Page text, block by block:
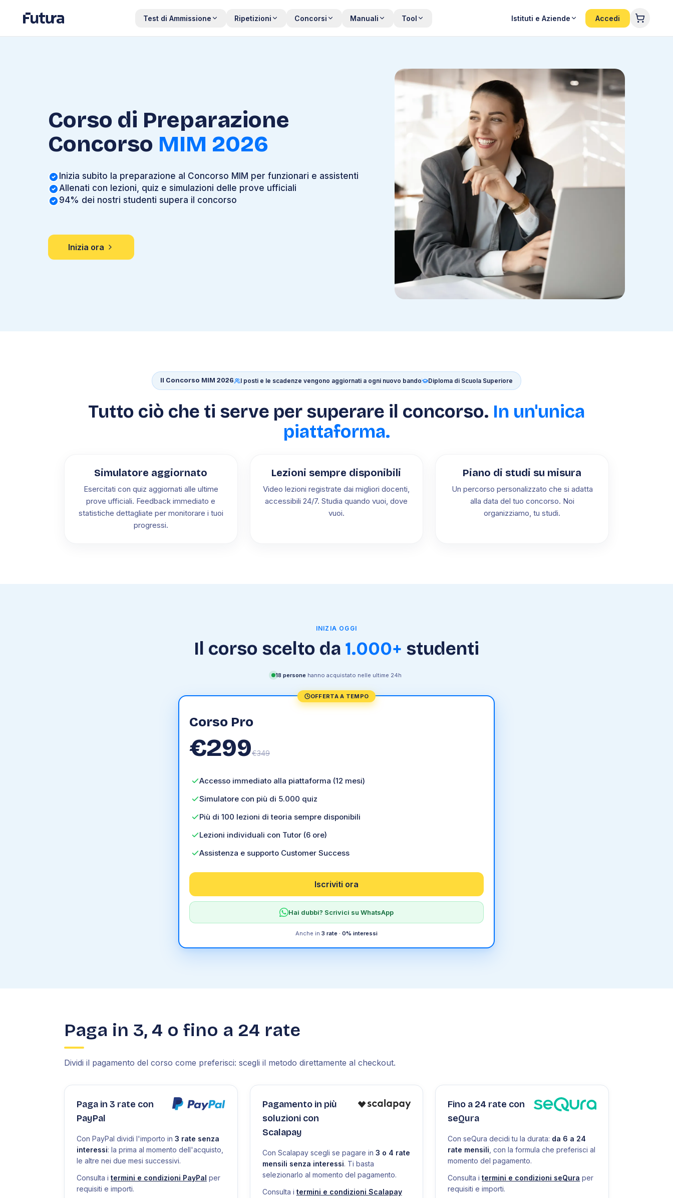
Test di Ammissione Ripetizioni Concorsi Manuali Tool Istituti e Aziende Accedi
Corso di Preparazione
Concorso MIM 2026
Inizia subito la preparazione al Concorso MIM per funzionari e assistenti
Allenati con lezioni, quiz e simulazioni delle prove ufficiali
94% dei nostri studenti supera il concorso
Inizia ora
Il Concorso MIM 2026 I posti e le scadenze vengono aggiornati a ogni nuovo bando Diploma di Scuola Superiore
Tutto ciò che ti serve per superare il concorso. In un'unica
piattaforma.
Simulatore aggiornato
Esercitati con quiz aggiornati alle ultime
prove ufficiali. Feedback immediato e
statistiche dettagliate per monitorare i tuoi
progressi.
Lezioni sempre disponibili
Video lezioni registrate dai migliori docenti,
accessibili 24/7. Studia quando vuoi, dove
vuoi.
Piano di studi su misura
Un percorso personalizzato che si adatta
alla data del tuo concorso. Noi
organizziamo, tu studi.
INIZIA OGGI
Il corso scelto da 1.000+ studenti
18 persone hanno acquistato nelle ultime 24h
OFFERTA A TEMPO
Corso Pro
€299€349
Accesso immediato alla piattaforma (12 mesi)
Simulatore con più di 5.000 quiz
Più di 100 lezioni di teoria sempre disponibili
Lezioni individuali con Tutor (6 ore)
Assistenza e supporto Customer Success
Iscriviti ora
Hai dubbi? Scrivici su WhatsApp
Anche in 3 rate · 0% interessi
Paga in 3, 4 o fino a 24 rate
Dividi il pagamento del corso come preferisci: scegli il metodo direttamente al checkout.
Paga in 3 rate con
PayPal
Con PayPal dividi l'importo in 3 rate senza
interessi: la prima al momento dell'acquisto,
le altre nei due mesi successivi.
Consulta i termini e condizioni PayPal per
requisiti e importi.
Pagamento in più
soluzioni con
Scalapay
Con Scalapay scegli se pagare in 3 o 4 rate
mensili senza interessi. Ti basta
selezionarlo al momento del pagamento.
Consulta i termini e condizioni Scalapay
Fino a 24 rate con
seQura
Con seQura decidi tu la durata: da 6 a 24
rate mensili , con la formula che preferisci al
momento del pagamento.
Consulta itermini e condizioni seQura per
requisiti e importi.